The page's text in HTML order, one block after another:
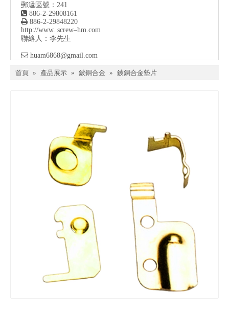
郵遞區號：241
 886-2-29808161
 886-2-29848220
http://www. screw–hm.com
聯絡人：李先生
 huam6868@gmail.com
首頁 » 產品展示 » 鈹銅合金 » 鈹銅合金墊片